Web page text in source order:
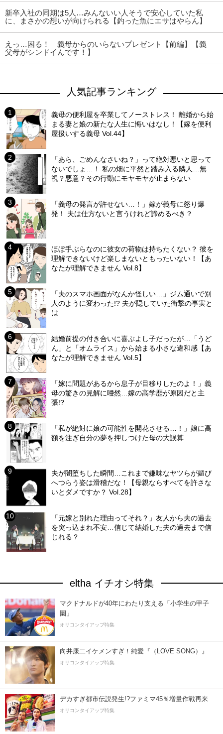
新卒入社の同期は5人…みんないい人そうで安心していた私
に、まさかの想いが向けられる【釣った魚にエサはやらん】
えっ…困る！ 義母からのいらないプレゼント【前編】【義
父母がシンドイんです！】
人気記事ランキング
義母の便利屋を卒業してノーストレス！ 離婚から始
まる妻と娘の新たな人生に悔いはなし！【嫁を便利
屋扱いする義母 Vol.44】
「あら、ごめんなさいね？」って絶対悪いと思って
ないでしょ…！ 私の畑に平然と踏み入る隣人…無
視？悪意？その行動にモヤモヤが止まらない
「義母の発言が許せない…！」嫁が義母に怒り爆
発！ 夫は仕方ないと言うけれど諦めるべき？
ほぼ手ぶらなのに彼女の荷物は持ちたくない？ 彼を
理解できないけど楽しまないともったいない！【あ
なたが理解できません Vol.8】
「夫のスマホ画面がなんか怪しい…」ジム通いで別
人のように変わった!? 夫が隠していた衝撃の事実と
は
結婚前提の付き合いに喜ぶよし子だったが…「うど
ん」と「オムライス」から始まる小さな違和感【あ
なたが理解できません Vol.5】
「嫁に問題があるから息子が目移りしたのよ！」義
母の驚きの見解に唖然…嫁の高学歴が原因だと主
張!?
「私が絶対に娘の可能性を開花させる…！」娘に高
額を注ぎ自分の夢を押しつけた母の大誤算
夫が闇堕ちした瞬間…これまで嫌味なヤツらが媚び
へつらう姿は滑稽だな！【母親ならすべてを許さな
いとダメですか？ Vol.28】
「元嫁と別れた理由ってそれ？」友人から夫の過去
を突っ込まれ不安…信じて結婚した夫の過去まで信
じれる？
eltha イチオシ特集
マクドナルドが40年にわたり支える「小学生の甲子
園」
オリコンタイアップ特集
向井康二イケメンすぎ！純愛『（LOVE SONG）』
オリコンタイアップ特集
デカすぎ都市伝説発生!?ファミマ45％増量作戦再来
オリコンタイアップ特集